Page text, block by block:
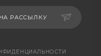
РАССЫЛКУ